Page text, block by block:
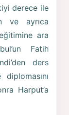
derece ile
ve ayrıca
ara
Fatih
ders
Harput’a